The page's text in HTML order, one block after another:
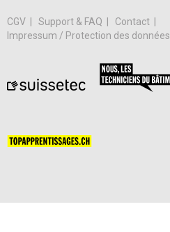
CGV Support & FAQ
Contact
Impressum / Protection des données